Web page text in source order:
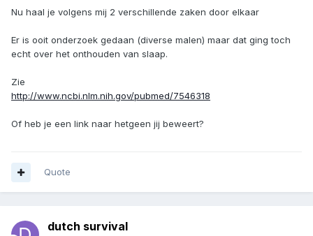
Nu haal je volgens mij 2 verschillende zaken door elkaar
Er is ooit onderzoek gedaan (diverse malen) maar dat ging toch
echt over het onthouden van slaap.
Zie
http://www.ncbi.nlm.nih.gov/pubmed/7546318
Of heb je een link naar hetgeen jij beweert?
Quote
dutch survival